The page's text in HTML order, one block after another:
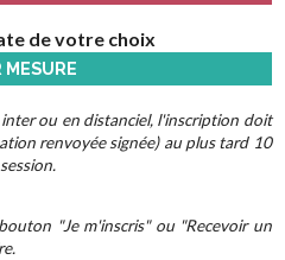
de votre choix
MESURE
ou en distanciel, l'inscription doit
renvoyée signée) au plus tard 10
"Je m'inscris" ou "Recevoir un